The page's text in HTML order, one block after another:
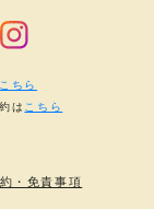
・免責事項
こちら
は こちら